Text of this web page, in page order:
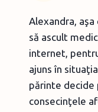
Alexandra,
să ascult
internet,
ajuns în
părinte decide
consecinţele